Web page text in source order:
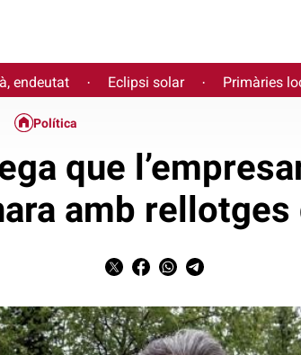
endeutat · Eclipsi solar · Primàries
Política
que
amb rellotges